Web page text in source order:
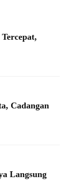
Cadangan
Langsung